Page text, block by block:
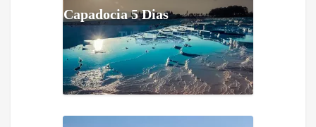
Capadocia 5 Dias